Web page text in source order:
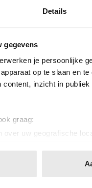
Details
gegevens
je persoonlijke
op te slaan en
content, inzicht in
graag:
over uw geografische
door het actief te
of intrekken in de